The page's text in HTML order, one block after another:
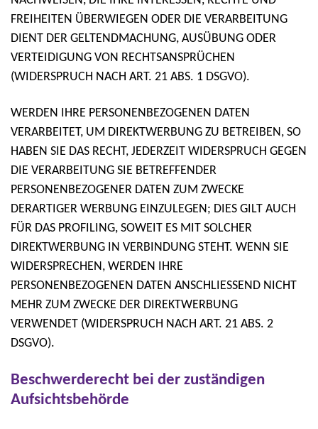
FREIHEITEN ÜBERWIEGEN ODER DIE VERARBEITUNG
DIENT DER GELTENDMACHUNG, AUSÜBUNG ODER
VERTEIDIGUNG VON RECHTSANSPRÜCHEN
(WIDERSPRUCH NACH ART. 21 ABS. 1 DSGVO).
WERDEN IHRE PERSONENBEZOGENEN DATEN
VERARBEITET, UM DIREKTWERBUNG ZU BETREIBEN, SO
HABEN SIE DAS RECHT, JEDERZEIT WIDERSPRUCH GEGEN
DIE VERARBEITUNG SIE BETREFFENDER
PERSONENBEZOGENER DATEN ZUM ZWECKE
DERARTIGER WERBUNG EINZULEGEN; DIES GILT AUCH
FÜR DAS PROFILING, SOWEIT ES MIT SOLCHER
DIREKTWERBUNG IN VERBINDUNG STEHT. WENN SIE
WIDERSPRECHEN, WERDEN IHRE
PERSONENBEZOGENEN DATEN ANSCHLIESSEND NICHT
MEHR ZUM ZWECKE DER DIREKTWERBUNG
VERWENDET (WIDERSPRUCH NACH ART. 21 ABS. 2
DSGVO).
Beschwerderecht bei der zuständigen
Aufsichtsbehörde